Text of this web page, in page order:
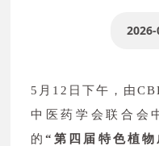
5月12日下午，由
中医药学会联合会
的“第四届特色植